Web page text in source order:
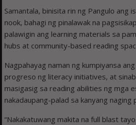
Samantala, binisita rin ng Pangulo ang
nook, bahagi ng pinalawak na
palawigin ang learning materials sa
hubs at community-based reading
Nagpahayag naman ng kumpiyansa
progreso ng literacy initiatives, at
masigasig sa reading abilities ng mga
nakadaupang-palad sa kanyang naging
“Nakakatuwang makita na full blast